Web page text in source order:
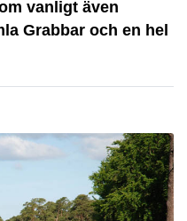
vanligt även
Grabbar och en hel